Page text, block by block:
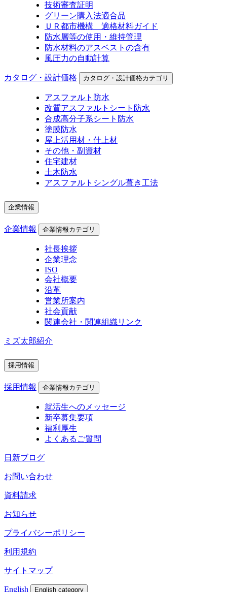
技術審査証明
グリーン購入法適合品
ＵＲ都市機構 適格材料ガイド
防水層等の使用・維持管理
防水材料のアスベストの含有
風圧力の自動計算
カタログ・設計価格 カタログ・設計価格カテゴリ
アスファルト防水
改質アスファルトシート防水
合成高分子系シート防水
塗膜防水
屋上活用材・仕上材
その他・副資材
住宅建材
土木防水
アスファルトシングル葺き工法
企業情報
企業情報 企業情報カテゴリ
社長挨拶
企業理念
ISO
会社概要
沿革
営業所案内
社会貢献
関連会社・関連組織リンク
ミズ太郎紹介
採用情報
採用情報 企業情報カテゴリ
就活生へのメッセージ
新卒募集要項
福利厚生
よくあるご質問
日新ブログ
お問い合わせ
資料請求
お知らせ
プライバシーポリシー
利用規約
サイトマップ
English English category